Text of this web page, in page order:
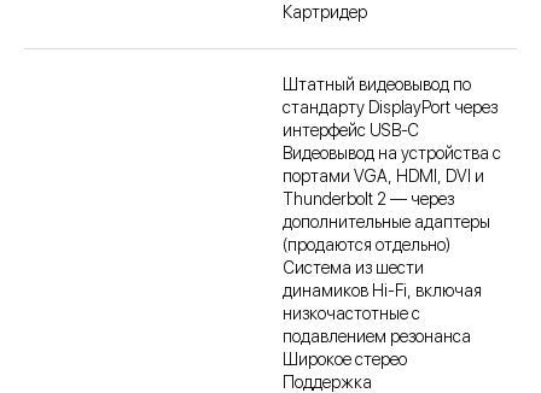
Картридер
Штатный видеовывод по
стандарту DisplayPort через
интерфейс USB-C
Видеовывод на устройства с
портами VGA, HDMI, DVI и
Thunderbolt 2 — через
дополнительные адаптеры
(продаются отдельно)
Система из шести
динамиков Hi-Fi, включая
низкочастотные с
подавлением резонанса
Широкое стерео
Поддержка